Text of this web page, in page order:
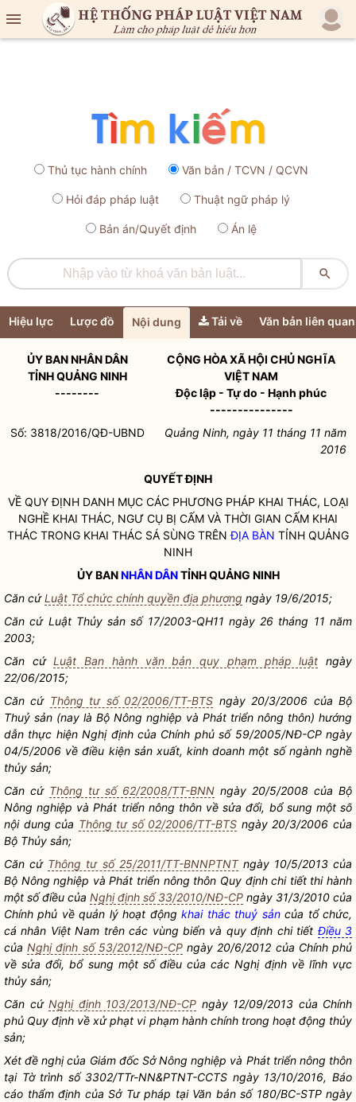

Thủ tục hành chính Văn bản / TCVN / QCVN
Hỏi đáp pháp luật Thuật ngữ pháp lý
Bản án/Quyết định Án lệ

Hiệu lực Lược đồ Nội dung Tải về Văn bản liên quan
ỦY BANNHÂN DÂN
TỈNH QUẢNG NINH
--------
CỘNG HÒA XÃ HỘI CHỦ NGHĨA
VIỆT NAM
Độc lập - Tự do - Hạnh phúc
---------------
Số: 3818/2016/QĐ-UBND
Quảng Ninh, ngày 11 tháng 11 năm
2016
QUYẾT ĐỊNH
VỀ QUY ĐỊNH DANH MỤC CÁC PHƯƠNG PHÁP KHAI THÁC, LOẠI
NGHỀ KHAI THÁC, NGƯ CỤ BỊ CẤM VÀ THỜI GIAN CẤM KHAI
THÁC TRONG KHAI THÁC SÁ SÙNG TRÊNĐỊA BÀN TỈNH QUẢNG
NINH
ỦY BANNHÂN DÂNTỈNH QUẢNG NINH
Căn cứLuật Tổ chức chính quyền địa phương ngày 19/6/2015;
Căn cứ Luật Thủy sản số 17/2003-QH11 ngày 26 tháng 11 năm
2003;
Căn cứLuật Ban hành văn bản quy phạm pháp luật ngày
22/06/2015;
Căn cứ Thông tư số 02/2006/TT-BTS ngày 20/3/2006 của Bộ
Thuỷ sản (nay là Bộ Nông nghiệp và Phát triển nông thôn) hướng
dẫn thực hiện Nghị định của Chính phủ số 59/2005/NĐ-CP ngày
04/5/2006 về điều kiện sản xuất, kinh doanh một số ngành nghề
thủy sản;
Căn cứ Thông tư số 62/2008/TT-BNN ngày 20/5/2008 của Bộ
Nông nghiệp và Phát triển nông thôn về sửa đổi, bổ sung một số
nội dung của Thông tư số 02/2006/TT-BTS ngày 20/3/2006 của
Bộ Thủy sản;
Căn cứ Thông tư số 25/2011/TT-BNNPTNTngày 10/5/2013 của
Bộ Nông nghiệp và Phát triển nông thôn Quy định chi tiết thi hành
một số điều của Nghị định số 33/2010/NĐ-CP ngày 31/3/2010 của
Chính phủ về quản lý hoạt độngkhai thác thuỷ sảncủa tổ chức,
cá nhân Việt Nam trên các vùng biển và quy định chi tiết Điều 3
củaNghị định số 53/2012/NĐ-CPngày 20/6/2012 của Chính phủ
về sửa đổi, bổ sung một số điều của các Nghị định về lĩnh vực
thủy sản;
Căn cứ Nghị định 103/2013/NĐ-CP ngày 12/09/2013 của Chính
phủ Quy định về xử phạt vi phạm hành chính trong hoạt động thủy
sản;
Xét đề nghị của Giám đốc Sở Nông nghiệp và Phát triển nông thôn
tại Tờ trình số 3302/TTr-NN&PTNT-CCTS ngày 13/10/2016, Báo
cáo thẩm định của Sở Tư pháp tại Văn bản số 180/BC-STP ngày